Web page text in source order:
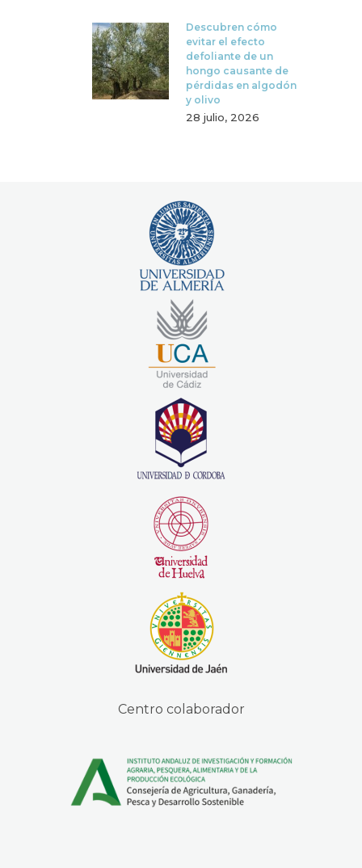
Descubren cómo
evitar el efecto
defoliante de un
hongo causante de
pérdidas en algodón
y olivo
28 julio, 2026
Centro colaborador